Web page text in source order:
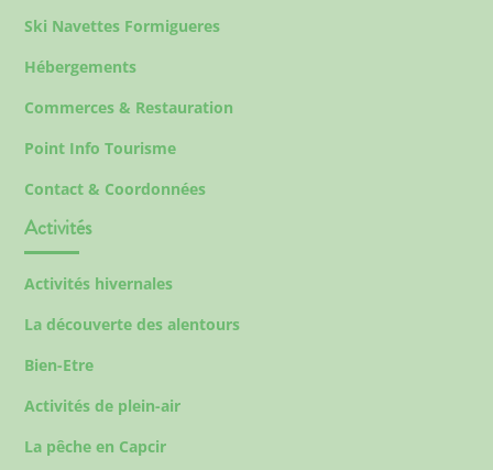
Ski Navettes Formigueres
Hébergements
Commerces & Restauration
Point Info Tourisme
Contact & Coordonnées
Activités
Activités hivernales
La découverte des alentours
Bien-Etre
Activités de plein-air
La pêche en Capcir